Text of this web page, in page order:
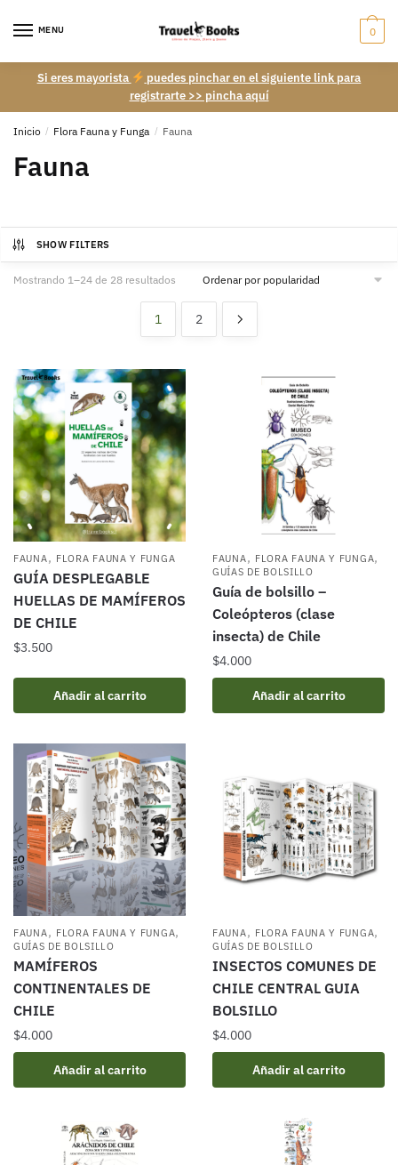
MENU 0
Si eres mayorista
puedes pinchar en el siguiente link para
registrarte >> pincha aquí
Inicio / Flora Fauna y Funga / Fauna
Fauna
SHOW FILTERS
Mostrando 1–24 de 28 resultados Ordenado
1 2
FAUNA, FLORA FAUNA Y FUNGA
GUÍA DESPLEGABLE
HUELLAS DE MAMÍFEROS
DE CHILE
$3.500
Añadir al carrito
FAUNA, FLORA FAUNA Y FUNGA,
GUÍAS DE BOLSILLO
Guía de bolsillo –
Coleópteros (clase
insecta) de Chile
$4.000
Añadir al carrito
FAUNA, FLORA FAUNA Y FUNGA,
GUÍAS DE BOLSILLO
MAMÍFEROS
CONTINENTALES DE
CHILE
$4.000
Añadir al carrito
FAUNA, FLORA FAUNA Y FUNGA,
GUÍAS DE BOLSILLO
INSECTOS COMUNES DE
CHILE CENTRAL GUIA
BOLSILLO
$4.000
Añadir al carrito